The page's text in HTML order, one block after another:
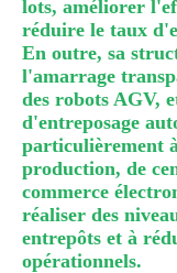
lots, améliorer
réduire le taux
En outre, sa
l'amarrage
des robots AGV,
d'entreposage
particulièrement
production, de
commerce
réaliser des
entrepôts et à
opérationnels.